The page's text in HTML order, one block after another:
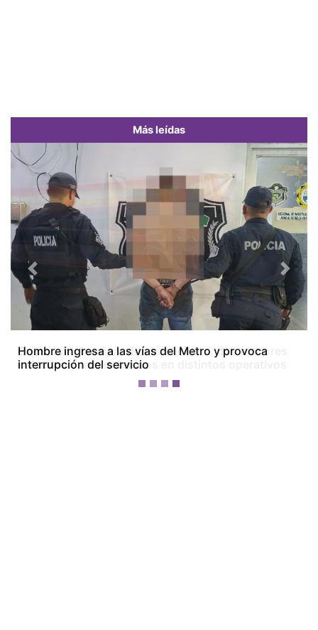
Más leídas
Colón bajo tensión: dos homicidios, dos menores
baleados y tres detenidos en distintos operativos
Previous Next